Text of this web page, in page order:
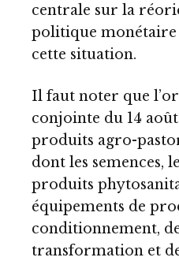
centrale sur la
politique monétaire
cette situation.
Il faut noter que
conjointe du 14
produits agro-
dont les semences,
produits
équipements de
conditionnement,
transformation et